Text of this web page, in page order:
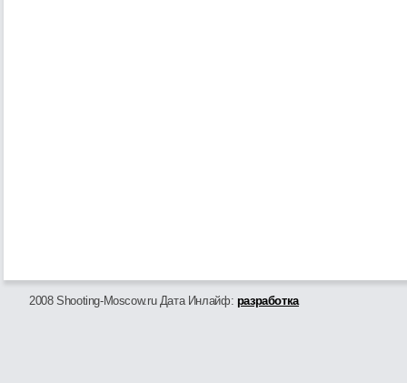
2008 Shooting-Moscow.ru Дата Инлайф: разработка